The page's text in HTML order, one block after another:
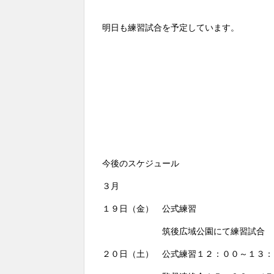
明日も練習試合を予定しています。
今後のスケジュール
３月
１９日（金） 公式練習
筑後広域公園にて練習試合
２０日（土） 公式練習１２：００～１３